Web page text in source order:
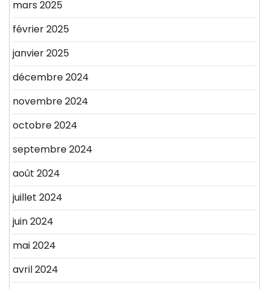
mars 2025
février 2025
janvier 2025
décembre 2024
novembre 2024
octobre 2024
septembre 2024
août 2024
juillet 2024
juin 2024
mai 2024
avril 2024